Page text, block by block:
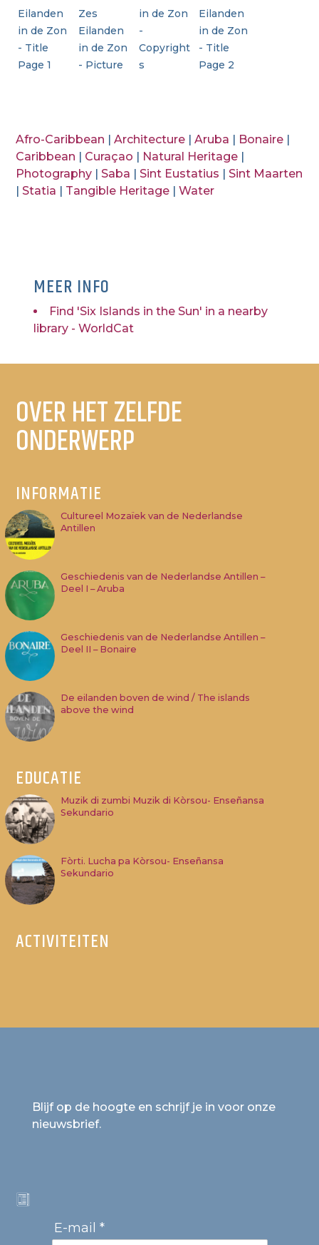
Eilanden
in de Zon
- Title
Page 1
Zes
Eilanden
in de Zon
- Picture
in de Zon
-
Copyright
s
Eilanden
in de Zon
- Title
Page 2
Afro-Caribbean |Architecture |Aruba | Bonaire |
Caribbean | Curaçao | Natural Heritage |
Photography | Saba | Sint Eustatius | Sint Maarten
| Statia | Tangible Heritage |Water
MEER INFO
Find 'Six Islands in the Sun' in a nearby
library - WorldCat
OVER HET ZELFDE
ONDERWERP
INFORMATIE
Cultureel Mozaïek van de Nederlandse
Antillen
Geschiedenis van de Nederlandse Antillen –
Deel I – Aruba
Geschiedenis van de Nederlandse Antillen –
Deel II – Bonaire
De eilanden boven de wind / The islands
above the wind
EDUCATIE
Muzik di zumbi Muzik di Kòrsou- Enseñansa
Sekundario
Fòrti. Lucha pa Kòrsou- Enseñansa
Sekundario
ACTIVITEITEN
Blijf op de hoogte en schrijf je in voor onze
nieuwsbrief.
E-mail *